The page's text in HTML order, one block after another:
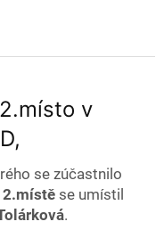
v
se zúčastnilo
2.místě se umístil
.